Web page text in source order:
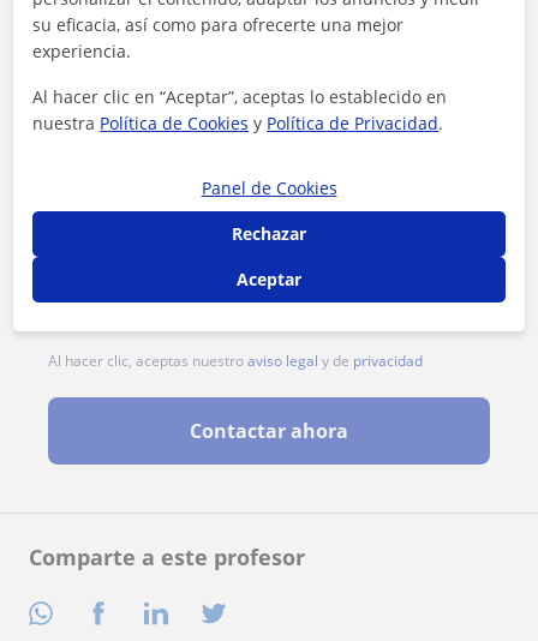
Comparte a este profesor
Al hacer clic, aceptas nuestroaviso legal y de privacidad
Contactar ahora
su eficacia, así como para ofrecerte una mejor
experiencia.
Al hacer clic en “Aceptar”, aceptas lo establecido en
nuestra Política de Cookies y Política de Privacidad.
Panel de Cookies
Rechazar
Aceptar